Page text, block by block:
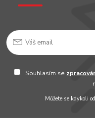
Souhlasím se
Můžete se kdykoli